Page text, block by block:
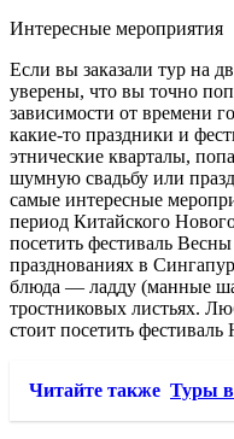
Интересные мероприятия
Если вы заказали тур на
уверены, что вы точно
зависимости от времени
какие-то праздники и
этнические кварталы,
шумную свадьбу или
самые интересные
период Китайского
посетить фестиваль
празднованиях в
блюда — ладду (манные
тростниковых листьях.
стоит посетить
Читайте также Туры